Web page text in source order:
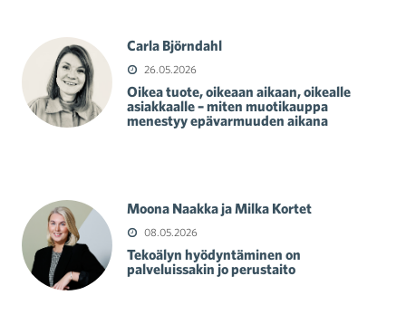
Carla Björndahl
26.05.2026
Oikea tuote, oikeaan aikaan, oikealle
asiakkaalle – miten muotikauppa
menestyy epävarmuuden aikana
Moona Naakka ja Milka Kortet
08.05.2026
Tekoälyn hyödyntäminen on
palveluissakin jo perustaito